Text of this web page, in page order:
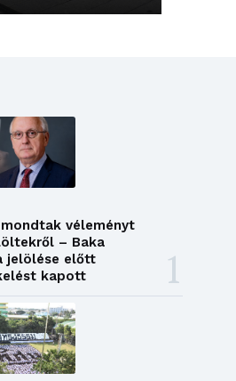
véleményt
– Baka
jelölése előtt
kapott